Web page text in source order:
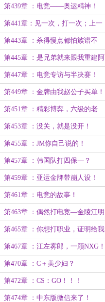
了？
第439章 ：电竞——奥运精神！
第441章：见一次，打一次；上一
场，爆杀一场！
第443章 ：杀得慢点都怕族谱不
保！
第445章 ：是兄弟就来跟我重建阿
拉伯帝国！
第447章 ：电竞专访与半决赛！
第449章 ：金牌由我赵公子买单！
第451章 ：精彩博弈，六级的老
鼠！
第453章 ：没关，就是没开！
第455章 ：JM你自己说的！
第457章 ：韩国队打四保一？
第459章 ：亚运金牌带崩人设！
第461章 ：电竞的故事！
第463章 ：偶然打电竞—金陵江明
第465章 ：你想打职业，证明给我
看！
第467章 ：江左雾郎，一顾NXG！
第470章 ：C＋美少妇？
第472章 ：CS：GO！！！
第474章 ：中东版微信来了！